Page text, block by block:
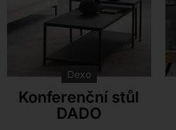
Dexo
Konferenční stůl
DADO